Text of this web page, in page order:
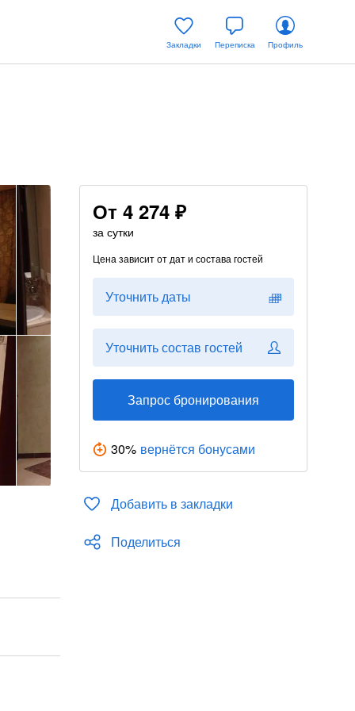
Закладки Переписка Профиль
От 4 274 ₽
за сутки
Цена зависит от дат и состава гостей
Уточнить даты
Уточнить состав гостей
Запрос бронирования
30% вернётся бонусами
Добавить в закладки
Поделиться